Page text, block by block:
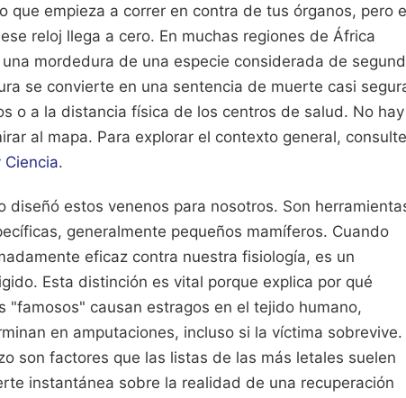
que empieza a correr en contra de tus órganos, pero
reloj llega a cero. En muchas regiones de África
mordedura de una especie considerada de
se convierte en una sentencia de muerte casi
o a la distancia física de los centros de salud. No hay
al mapa. Para explorar el contexto general, consulte
Ciencia.
diseñó estos venenos para nosotros. Son
generalmente pequeños mamíferos. Cuando
eficaz contra nuestra fisiología, es un
Esta distinción es vital porque explica por qué
"famosos" causan estragos en el tejido humano,
en amputaciones, incluso si la víctima sobrevive.
son factores que las listas de las más letales suelen
instantánea sobre la realidad de una recuperación